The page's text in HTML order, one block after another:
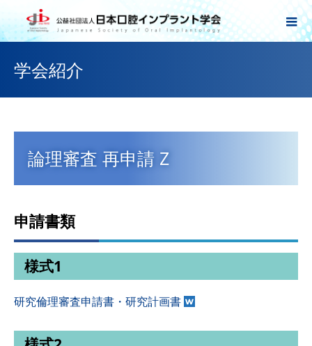
学会紹介
論理審査 再申請 Z
申請書類
様式1
研究倫理審査申請書・研究計画書